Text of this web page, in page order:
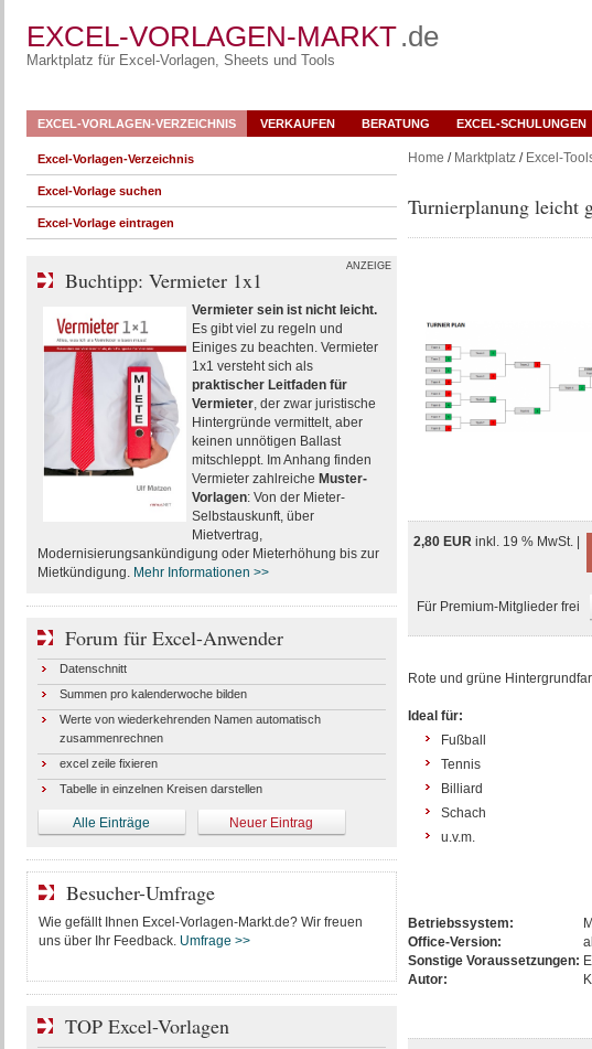
EXCEL-VORLAGEN-MARKT.de
Marktplatz für Excel-Vorlagen, Sheets und Tools
EXCEL-VORLAGEN-VERZEICHNIS VERKAUFEN BERATUNG EXCEL-SCHULUNGEN
Home / Marktplatz/ Excel-
Turnierplanung leicht
2,80 EUR inkl. 19 % MwSt. |
Für Premium-Mitglieder frei
Rote und grüne
Ideal für:
Fußball
Tennis
Billiard
Schach
u.v.m.
Betriebssystem:
Office-Version:
Sonstige Voraussetzungen:
Autor:
Excel-Vorlagen-Verzeichnis
Excel-Vorlage suchen
Excel-Vorlage eintragen
ANZEIGE
Buchtipp: Vermieter 1x1
Vermieter sein ist nicht leicht.
Es gibt viel zu regeln und
Einiges zu beachten. Vermieter
1x1 versteht sich als
praktischer Leitfaden für
Vermieter, der zwar juristische
Hintergründe vermittelt, aber
keinen unnötigen Ballast
mitschleppt. Im Anhang finden
Vermieter zahlreiche Muster-
Vorlagen: Von der Mieter-
Selbstauskunft, über
Mietvertrag,
Modernisierungsankündigung oder Mieterhöhung bis zur
Mietkündigung. Mehr Informationen >>
Forum für Excel-Anwender
Datenschnitt
Summen pro kalenderwoche bilden
Werte von wiederkehrenden Namen automatisch
zusammenrechnen
excel zeile fixieren
Tabelle in einzelnen Kreisen darstellen
Alle Einträge Neuer Eintrag
Besucher-Umfrage
Wie gefällt Ihnen Excel-Vorlagen-Markt.de? Wir freuen
uns über Ihr Feedback. Umfrage >>
TOP Excel-Vorlagen